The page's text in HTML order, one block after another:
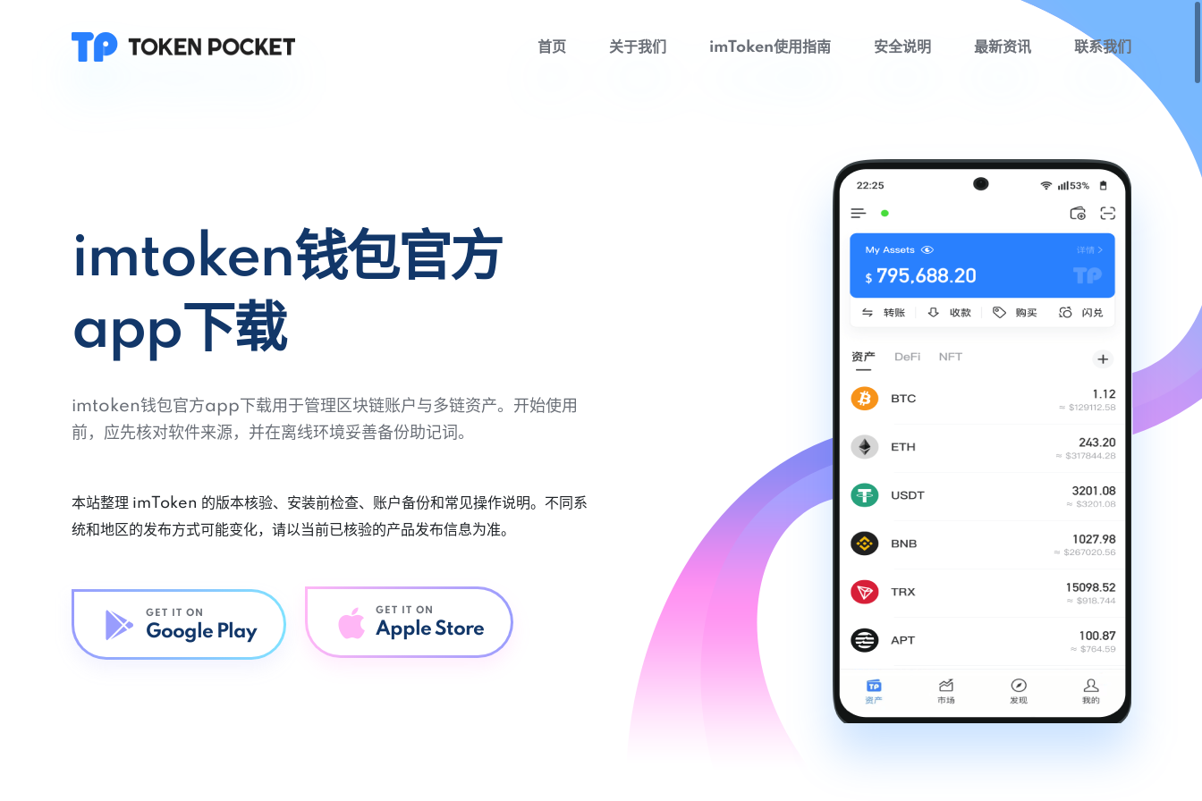
首页 关于我们 imToken使用指南 安全说明 最新资讯 联系我们
imtoken钱包官方
app下载
imtoken钱包官方app下载用于管理区块链账户与多链资产。开始使用
前，应先核对软件来源，并在离线环境妥善备份助记词。
本站整理 imToken 的版本核验、安装前检查、账户备份和常见操作说明。不同系
统和地区的发布方式可能变化，请以当前已核验的产品发布信息为准。
GET IT ON
Google Play
GET IT ON
Apple Store